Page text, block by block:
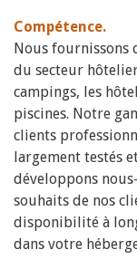
Compétence.
Nous
du secteur
campings, les
piscines. Notre
clients
largement testés
développons
souhaits de nos
disponibilité à
dans votre